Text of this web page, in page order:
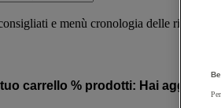
e menù cronologia delle ricerche
carrello % prodotti: Hai aggiunto